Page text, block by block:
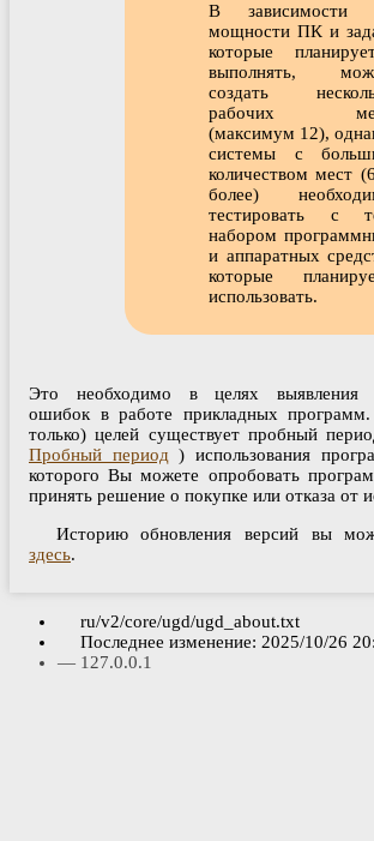
В зависимости
мощности ПК и
которые
выполнять,
создать
рабочих
(максимум 12),
системы с
количеством мест
более)
тестировать с
набором
и аппаратных
которые
использовать.
Это необходимо в целях выявления
ошибок в работе прикладных
только) целей существует пробный
Пробный период) использования
которого Вы можете опробовать
принять решение о покупке или отказа от
Историю обновления версий вы
здесь.
ru/v2/core/ugd/ugd_about.txt
Последнее изменение: 2025/10/26
— 127.0.0.1